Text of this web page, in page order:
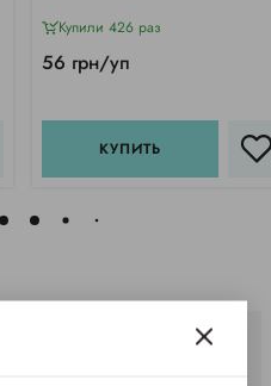
Купили 426 раз
56 грн/уп
КУПИТЬ